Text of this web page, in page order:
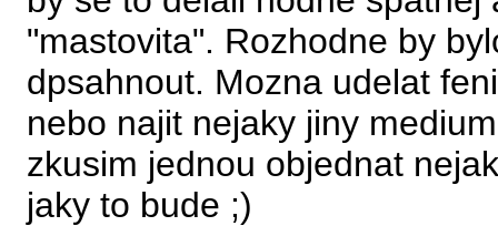
"mastovita". Rozhodne by
dpsahnout. Mozna udelat
nebo najit nejaky jiny
zkusim jednou objednat
jaky to bude ;)